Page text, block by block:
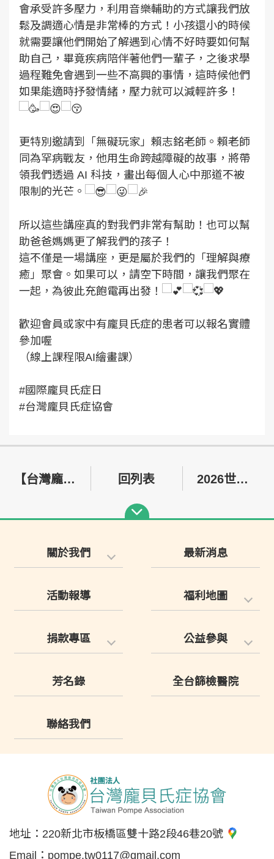
會承受許多壓力，利用音樂輔助的方式讓我們放
鬆及調適心情是非常棒的方式！小孩還小的時候
就需要讓他們開始了解遇到心情不好時要如何幫
助自己，畢竟疾病陪伴著他們一輩子，之後求學
過程難免會遇到一些不高興的事情，這時候他們
如果能適時抒發情緒，壓力就可以減輕許多！
更特別邀請到「無礙玩家」賴志銘老師。賴老師
同為罕病戰友，他用生命跨越障礙的故事，將帶
領我們透過 AI 科技，畫出每個人心中那道不被
限制的光芒。
所以這些講座真的對我們非常有幫助！也可以幫
助爸爸媽媽更了解我們的孩子！
這不僅是一場講座，更是屬於我們的「理解與療
癒」聚會。如果可以，請空下時間，讓我們聚在
一起，為彼此充飽電再出發！
歡迎會員或家中有龐貝氏症的患者可以報名實體
參加喔
（線上課程限AI繪畫課）
#國際龐貝氏症日
#台灣龐貝氏症協會
【台灣龐貝氏症協會】拾光同行，愛不缺席——10 週年感恩慶生會圓滿落幕 回列表 2026世界龐貝氏症日 讓看不見的辛苦 被更多人看見
關於我們 最新消息
活動報導 福利地圖
捐款專區 公益參與
芳名錄 全台篩檢醫院
聯絡我們
地址： 220新北市板橋區雙十路2段46巷20號
Email： pompe.tw0117@gmail.com